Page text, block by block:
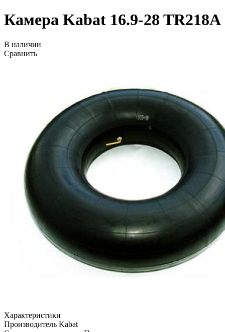
Камера Kabat 16.9-28 TR218A
В наличии
Сравнить
Характеристики
Производитель Kabat